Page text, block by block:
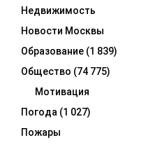
Недвижимость
Новости Москвы
Образование (1 839)
Общество (74 775)
Мотивация
Погода (1 027)
Пожары